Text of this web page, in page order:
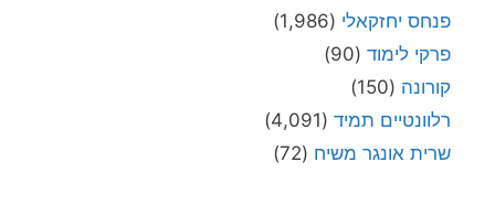
פנחס יחזקאלי (1,986)
פרקי לימוד (90)
קורונה (150)
רלוונטיים תמיד (4,091)
שרית אונגר משיח (72)